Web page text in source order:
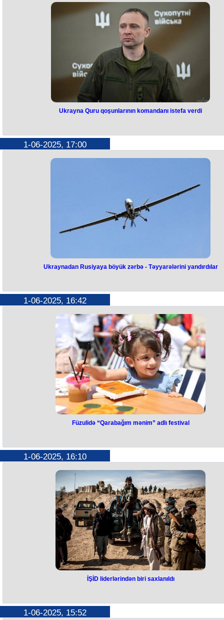
axşam şimal və qərb rayonlarından başlayaraq 5-dək hava şəraitinin
fasilələrlə yağıntılı olacağı, şimşək çaxacağı gözlənilir.
Bu barədə Milli Hidrometeorologiya Xidmətindən bildirilib.
Ayrı-ayrı yerlərdə yağıntının leysan xarakterli intensiv olacağı, dolu
düşəcəyi ehtimalı var.
Gözlənilən yağıntılar ilə əlaqədar çaylarda sululuğun artacağı, Böyük
Kiçik Qafqaz ərazisindən axan çaylardan qısamüddətli sel və daşqın
keçəcəyi ehtimal olunur.
komandanı istefa verdi
verməyimlə bağlı hesabat təqdim etmək qərarına gəldim. Bu, faciəyə
şəxsi məsuliyyət hissimin diktə etdiyi şüurlu addımdır", - o yazıb.
Qeyd edək ki, bu gün səhər saatlarında Ukrayna Quru qoşunlarının
bölmələrindən birinə raket zərbəsi endirilib. Nəticədə 12 hərbçi həlak
olub, 60-dan çoxu yaralanıb.
Ukrayna Quru qoşunlarının komandanı istefa verdi
1-06-2025, 17:00
-Təyyarələrini yandırdılar
məhv edilməsi üzrə Təhlükəsizlik Xidmətinin “Pauçina” xüsusi
çərçivəsində bu ölkənin hərbi aerodromlarına hücum edib.
40-dan çox təyyarə, o cümlədən A-50, Tu-95 və Tu-22 M3 məhv
Hücumlar Murmansk vilayətindəki “Olenya”, İrkutsk vilayətindəki
aerodromlarına və başqalarına edilib.
Hesablamalara görə, Rusiya aviasiyasının itkiləri 2 milyard dollardan
ola bilər.
“İnterfaks-Ukrayna” qeyd edib ki, hazırda “Belaya”, “Dyaqilevo”,
və “İvanovo” aerodromlarında təyyarələr yanır. “Malyukun (Ukrayna
Təhlükəsizlik Xidmətinin rəhbəri Vasil Malyuk – red.) sayəsində
Federasiyası indi “demilitarizasiya” sözünün əsl mənasını başa
agentliyin mənbəyi bildirib.
Ukraynadan Rusiyaya böyük zərbə - Təyyarələrini yandırdılar
1-06-2025, 16:42
festival
“Qarabağım mənim” adlı festival keçirilib.
Füzuli şəhərində yerləşən Kurmanqazı adına Uşaq Yaradıcılıq
Mərkəzində Uşaqların Beynəlxalq Müdafiəsi Günü münasibətilə
azad olunmuş ərazilərin məktəbliləri üçün festival keçirilib.
Tədbirdə 150-yə yaxın şagird iştirak edib. Festivalın əsas məqsədi
uşaqların yaradıcılıq potensialının üzə çıxarılması və onların asudə
vaxtlarının səmərəli təşkili olub.
Festival çərçivəsində məktəblilərin musiqili çıxışları nümayiş olunub,
müxtəlif əyləncəli və interaktiv proqramlar təşkil edilib. “Sülh bağı”
ağacəkmə aksiyasında uşaqlar fəal iştirak ediblər.
Füzulidə “Qarabağım mənim” adlı festival
1-06-2025, 16:10
Türkiyə və Pakistan kəşfiyyat xidmətlərinin keçirdiyi əməliyyat
Pakistan-Əfqanıstan sərhədində İŞİD liderlərindən biri saxlanılıb.
İŞİD liderlərindən biri saxlanıldı
1-06-2025, 15:52